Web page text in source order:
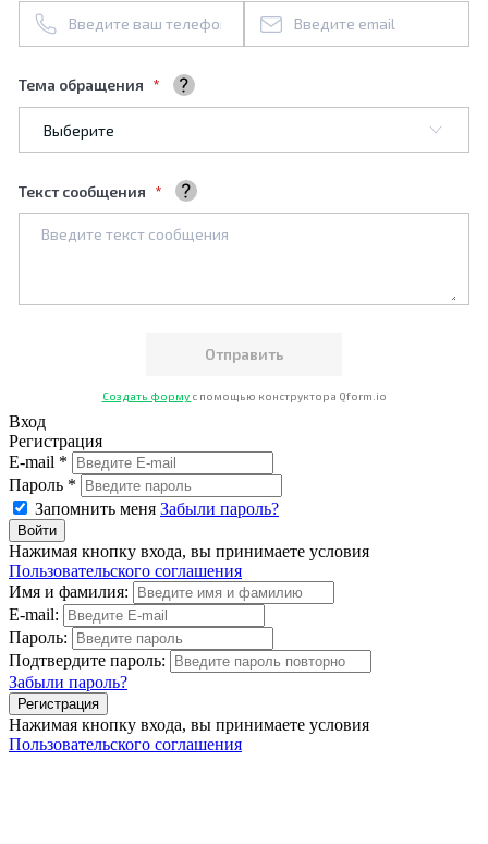
Тема обращения
Текст сообщения
Создать форму с помощью конструктора Qform.io
Вход
Регистрация
E-mail *
Пароль *
Запомнить меня Забыли пароль?
Нажимая кнопку входа, вы принимаете условия
Пользовательского соглашения
Имя и фамилия:
E-mail:
Пароль:
Подтвердите пароль:
Забыли пароль?
Нажимая кнопку входа, вы принимаете условия
Пользовательского соглашения